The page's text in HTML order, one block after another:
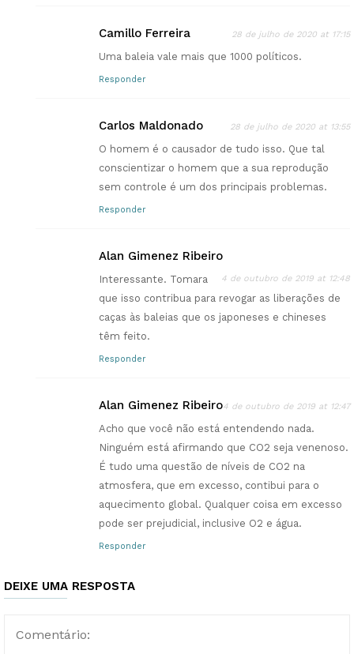
Camillo Ferreira 28 de julho de 2020 at 17:15
Uma baleia vale mais que 1000 políticos.
Responder
Carlos Maldonado 28 de julho de 2020 at 13:55
O homem é o causador de tudo isso. Que tal
conscientizar o homem que a sua reprodução
sem controle é um dos principais problemas.
Responder
Alan Gimenez Ribeiro
4 de outubro de 2019 at 12:48
Interessante. Tomara
que isso contribua para revogar as liberações de
caças às baleias que os japoneses e chineses
têm feito.
Responder
Alan Gimenez Ribeiro4 de outubro de 2019 at 12:47
Acho que você não está entendendo nada.
Ninguém está afirmando que CO2 seja venenoso.
É tudo uma questão de níveis de CO2 na
atmosfera, que em excesso, contibui para o
aquecimento global. Qualquer coisa em excesso
pode ser prejudicial, inclusive O2 e água.
Responder
DEIXE UMA RESPOSTA